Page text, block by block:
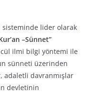
sisteminde lider olarak
–Sünnet”
ilmi bilgi yöntemi ile
sünneti üzerinden
adaletli davranmışlar
devletinin